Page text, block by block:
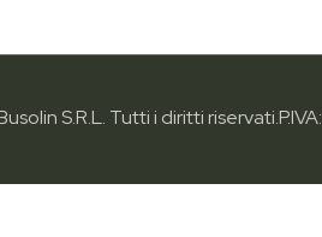
S.R.L. Tutti i diritti riservati.